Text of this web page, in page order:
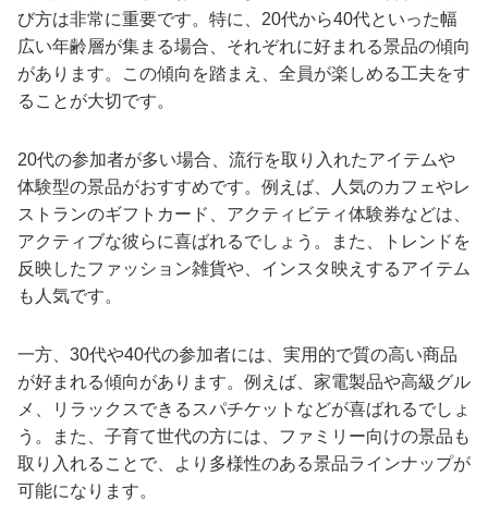
び方は非常に重要です。特に、20代から40代といった幅
広い年齢層が集まる場合、それぞれに好まれる景品の傾向
があります。この傾向を踏まえ、全員が楽しめる工夫をす
ることが大切です。
20代の参加者が多い場合、流行を取り入れたアイテムや
体験型の景品がおすすめです。例えば、人気のカフェやレ
ストランのギフトカード、アクティビティ体験券などは、
アクティブな彼らに喜ばれるでしょう。また、トレンドを
反映したファッション雑貨や、インスタ映えするアイテム
も人気です。
一方、30代や40代の参加者には、実用的で質の高い商品
が好まれる傾向があります。例えば、家電製品や高級グル
メ、リラックスできるスパチケットなどが喜ばれるでしょ
う。また、子育て世代の方には、ファミリー向けの景品も
取り入れることで、より多様性のある景品ラインナップが
可能になります。